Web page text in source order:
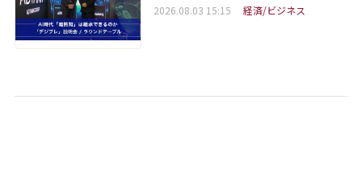
2026.08.03 15:15 経済/ビジネス